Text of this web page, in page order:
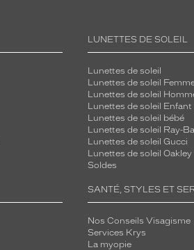
LUNETTES DE SOLEIL
Lunettes de soleil
Lunettes de soleil
Lunettes de soleil
Lunettes de soleil Enfant
Lunettes de soleil bébé
Lunettes de soleil Ray-
Lunettes de soleil Gucci
Lunettes de soleil Oakley
Soldes
SANTÉ, STYLES ET
Nos Conseils Visagisme
Services Krys
La myopie